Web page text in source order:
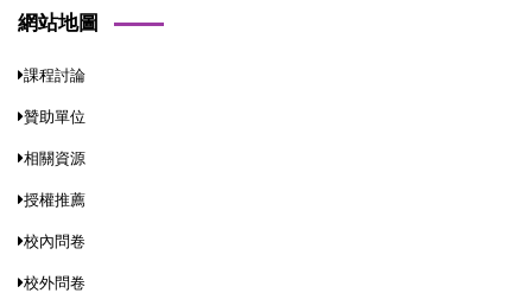
網站地圖
課程討論
贊助單位
相關資源
授權推薦
校內問卷
校外問卷